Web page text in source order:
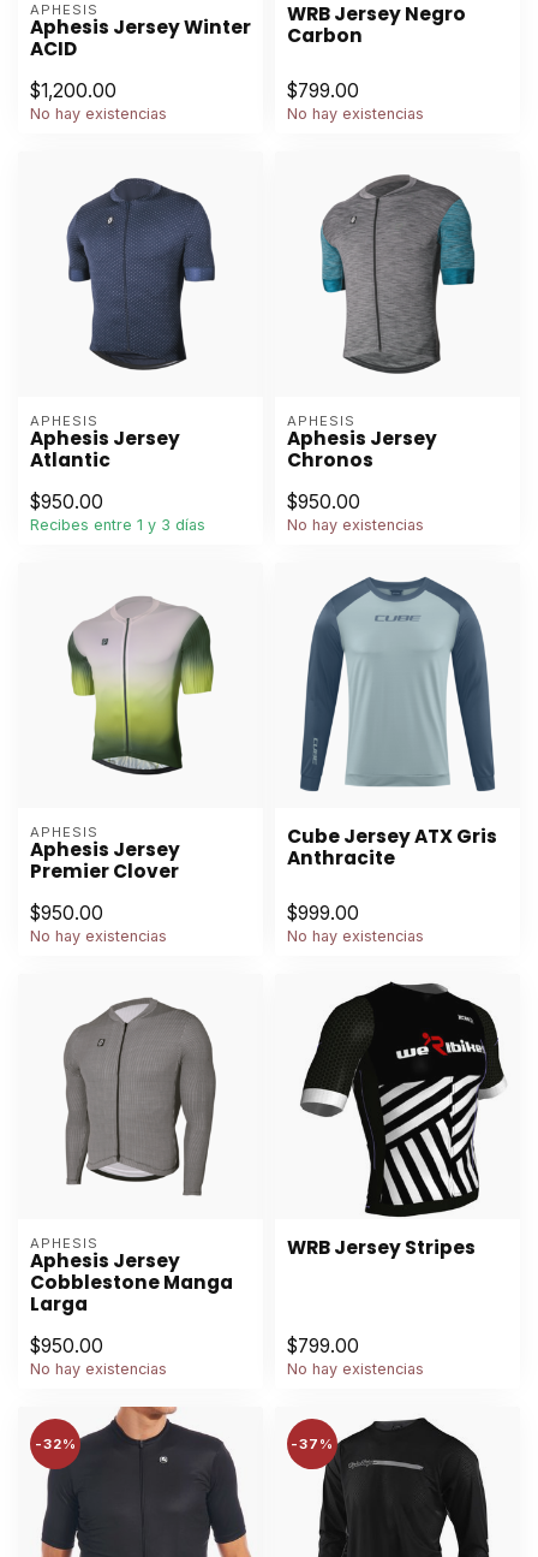
APHESIS
Aphesis Jersey Winter
ACID
$1,200.00
No hay existencias
WRB Jersey Negro
Carbon
$799.00
No hay existencias
APHESIS
Aphesis Jersey
Atlantic
$950.00
Recibes entre 1 y 3 días
APHESIS
Aphesis Jersey
Chronos
$950.00
No hay existencias
APHESIS
Aphesis Jersey
Premier Clover
$950.00
No hay existencias
Cube Jersey ATX Gris
Anthracite
$999.00
No hay existencias
APHESIS
Aphesis Jersey
Cobblestone Manga
Larga
$950.00
No hay existencias
WRB Jersey Stripes
$799.00
No hay existencias
-32% -37%